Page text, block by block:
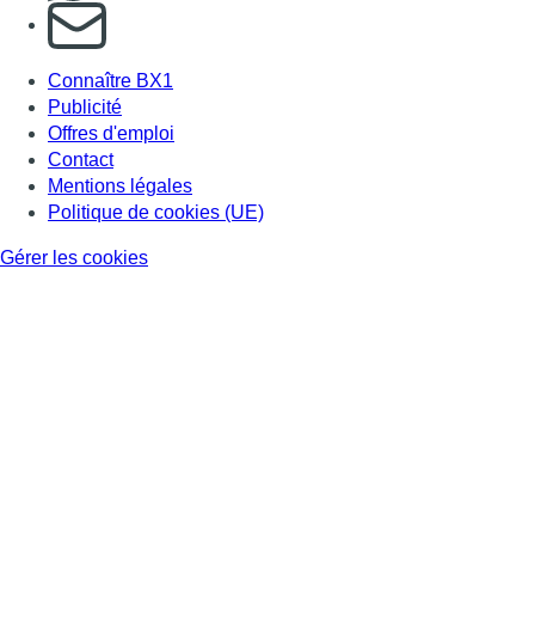
S'abonner à notre newsletter
Connaître BX1
Publicité
Offres d'emploi
Contact
Mentions légales
Politique de cookies (UE)
Gérer les cookies